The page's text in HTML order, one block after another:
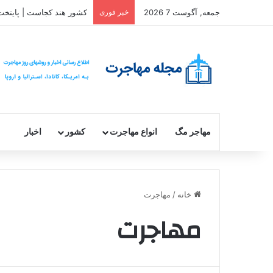
جمعه, آگوست 7 2026 خبر فوری کشور هند کجاست |
مهاجر مگ انواع مهاجرت کشور اخبار
خانه / مهاجرت
مهاجرت